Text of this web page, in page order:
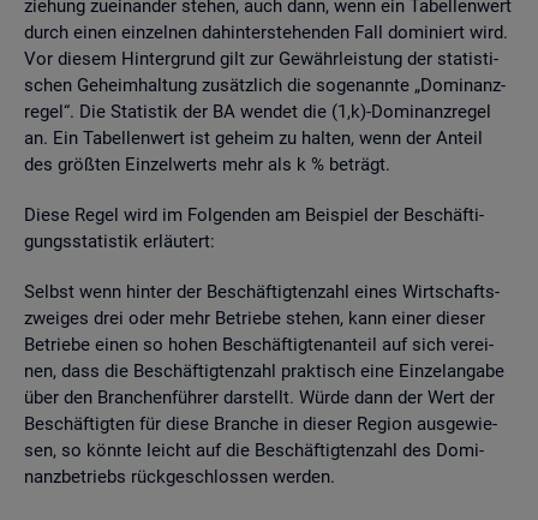
zie­hung zu­ein­an­der ste­hen, auch dann, wenn ein Ta­bel­len­wert
durch einen ein­zel­nen da­hin­ter­ste­hen­den Fall do­mi­niert wird.
Vor die­sem Hin­ter­grund gilt zur Ge­währ­leis­tung der sta­tis­ti­
schen Ge­heim­hal­tung zu­sätz­lich die so­ge­nann­te „Do­mi­nanz­
re­gel“. Die Sta­tis­tik der BA wen­det die (1,k)-Do­mi­nanz­re­gel
an. Ein Ta­bel­len­wert ist ge­heim zu hal­ten, wenn der An­teil
des grö­ß­ten Ein­zel­werts mehr als k % be­trägt.
Diese Regel wird im Fol­gen­den am Bei­spiel der Be­schäf­ti­
gungs­sta­tis­tik er­läu­tert:
Selbst wenn hin­ter der Be­schäf­tig­ten­zahl eines Wirt­schafts­
zwei­ges drei oder mehr Be­trie­be ste­hen, kann einer die­ser
Be­trie­be einen so hohen Be­schäf­tig­ten­an­teil auf sich ver­ei­
nen, dass die Be­schäf­tig­ten­zahl prak­tisch eine Ein­zel­an­ga­be
über den Bran­chen­füh­rer dar­stellt. Würde dann der Wert der
Be­schäf­tig­ten für diese Bran­che in die­ser Re­gi­on aus­ge­wie­
sen, so könn­te leicht auf die Be­schäf­tig­ten­zahl des Do­mi­
nanz­be­triebs rück­ge­schlos­sen wer­den.